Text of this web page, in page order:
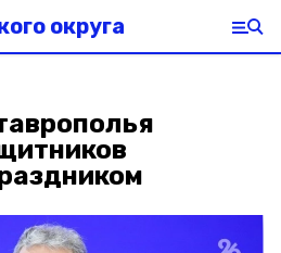
округа